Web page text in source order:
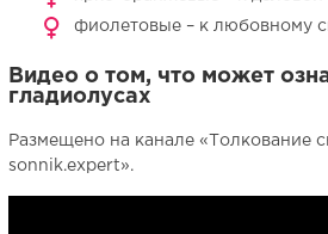
фиолетовые – к любовному
Видео о том, что может
гладиолусах
Размещено на канале «Толкование
sonnik.expert».